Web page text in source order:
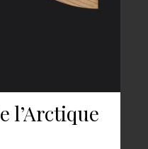
l’Arctique